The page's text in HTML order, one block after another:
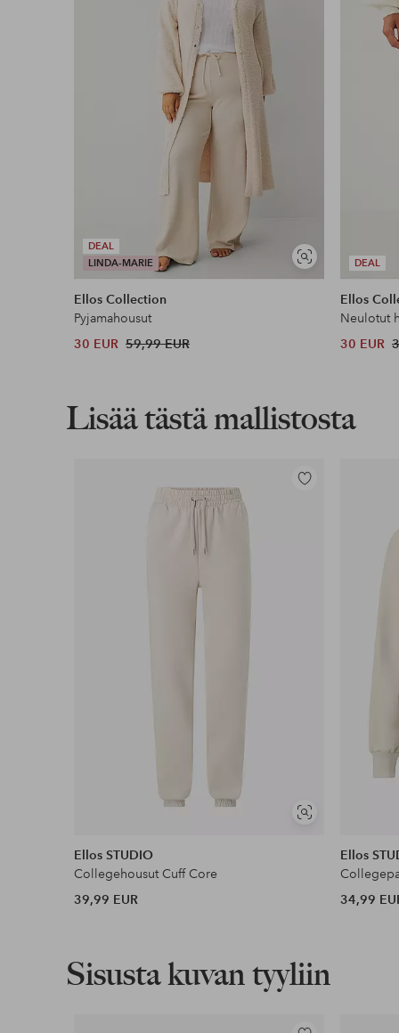
Koskee yli 69 € normaalipaketteja
Lasku & Tili
Edullisimmat maksutapamme
DEAL
LINDA-MARIE
Näytä
samankaltaisia
Ellos Collection
Pyjamahousut
30 EUR 59,99 EUR
DEAL
Ellos
Neulotut
30 EUR
Lisää tästä mallistosta
Näytä
Lisää
Ellos STUDIO
Collegehousut Cuff Core
39,99 EUR
Ellos
34,99
Sisusta kuvan tyyliin